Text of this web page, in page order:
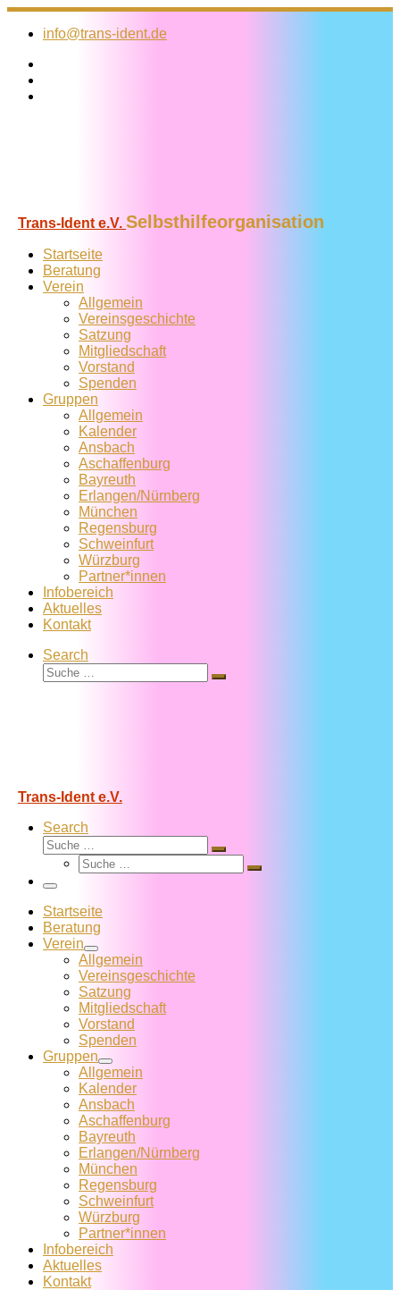
Zum
Inhalt
info@trans-ident.de
Trans-Ident e.V. Selbsthilfeorganisation
Startseite
Beratung
Verein
Allgemein
Vereins­geschichte
Satzung
Mitglied­schaft
Vorstand
Spenden
Gruppen
Allgemein
Kalender
Ansbach
Aschaffenburg
Bayreuth
Erlangen/Nürnberg
München
Regensburg
Schweinfurt
Würzburg
Partner*innen
Infobereich
Aktuelles
Kontakt
Search
Suche
Suche
Trans-Ident e.V.
Search
Suche
Suche
Suche
Suche
Menü
Startseite
Beratung
Verein
Allgemein
Vereins­geschichte
Satzung
Mitglied­schaft
Vorstand
Spenden
Gruppen
Allgemein
Kalender
Ansbach
Aschaffenburg
Bayreuth
Erlangen/Nürnberg
München
Regensburg
Schweinfurt
Würzburg
Partner*innen
Infobereich
Aktuelles
Kontakt